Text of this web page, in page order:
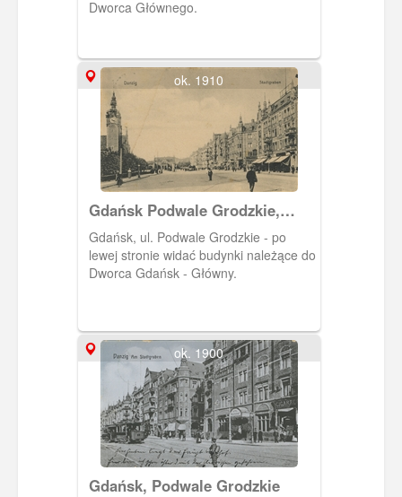
Dworca Głównego.
ok. 1910
Gdańsk Podwale Grodzkie,
Danzig Stadtgraben
Gdańsk, ul. Podwale Grodzkie - po
lewej stronie widać budynki należące do
Dworca Gdańsk - Główny.
ok. 1900
Gdańsk, Podwale Grodzkie